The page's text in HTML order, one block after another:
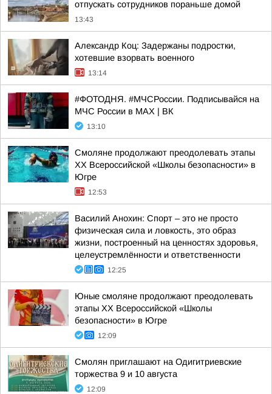
отпускать сотрудников пораньше домой
13:43
Александр Коц: Задержаны подростки,
хотевшие взорвать военного
13:14
#ФОТОДНЯ. #МЧСРоссии. Подписывайся на
МЧС России в MAX | ВК
13:10
Смоляне продолжают преодолевать этапы
XX Всероссийской «Школы безопасности» в
Югре
12:53
Василий Анохин: Спорт – это не просто
физическая сила и ловкость, это образ
жизни, построенный на ценностях здоровья,
целеустремлённости и ответственности
12:25
Юные смоляне продолжают преодолевать
этапы XX Всероссийской «Школы
безопасности» в Югре
12:09
Смолян приглашают на Одигитриевские
торжества 9 и 10 августа
12:09